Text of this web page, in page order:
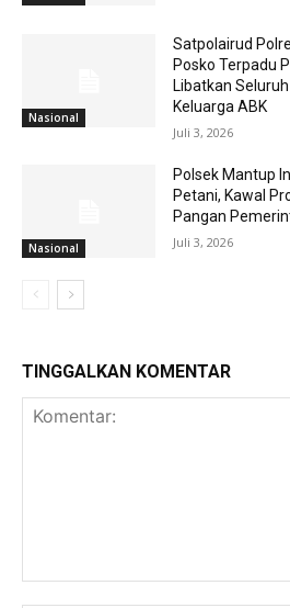
Nasional
Satpolairud
Posko Terpadu
Libatkan
Keluarga ABK
Juli 3, 2026
Nasional
Polsek Mantup
Petani, Kawal
Pangan
Juli 3, 2026
TINGGALKAN KOMENTAR